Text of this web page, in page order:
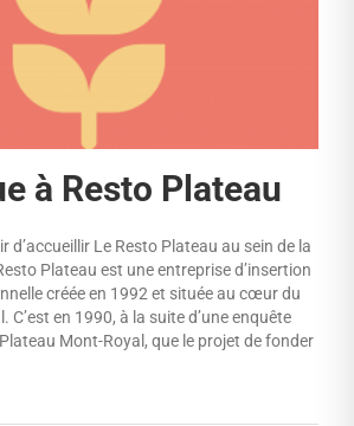
à Resto Plateau
d’accueillir Le Resto Plateau au sein de la
Plateau est une entreprise d’insertion
créée en 1992 et située au cœur du
C’est en 1990, à la suite d’une enquête
Mont-Royal, que le projet de fonder